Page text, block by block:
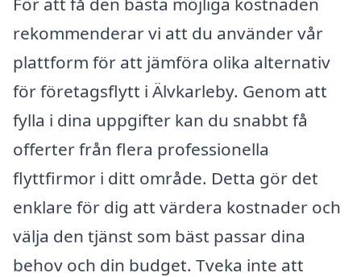
rekommenderar vi att du använder vår
plattform för att jämföra olika alternativ
för företagsflytt i Älvkarleby. Genom att
fylla i dina uppgifter kan du snabbt få
offerter från flera professionella
flyttfirmor i ditt område. Detta gör det
enklare för dig att värdera kostnader och
välja den tjänst som bäst passar dina
behov och din budget. Tveka inte att